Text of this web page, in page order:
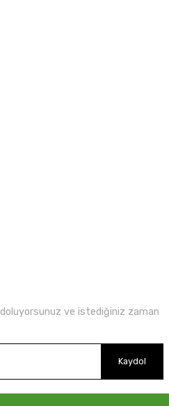
ve istediğiniz zaman
Kaydol